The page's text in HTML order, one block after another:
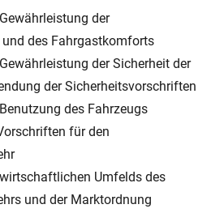
der
des Fahrgastkomforts
der Sicherheit der
der Sicherheitsvorschriften
des Fahrzeugs
für den
Umfelds des
und der Marktordnung